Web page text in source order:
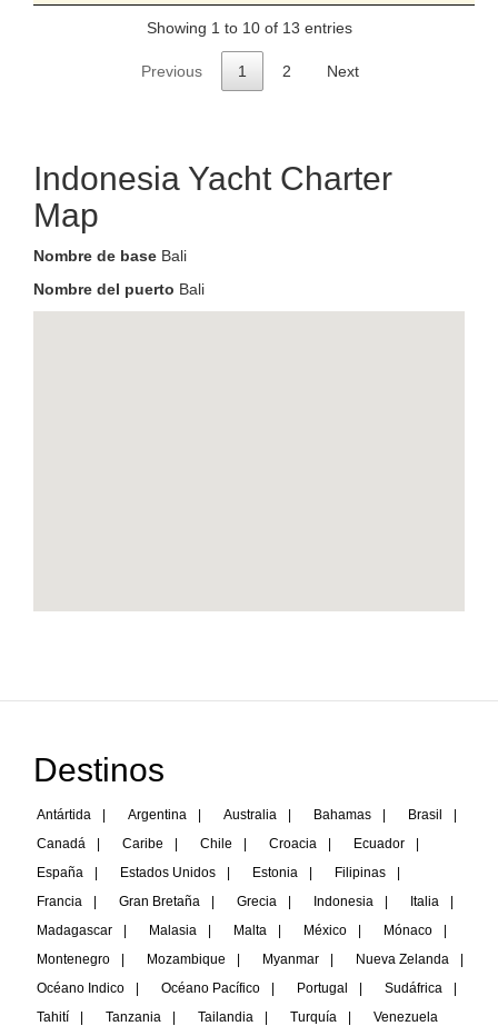
Showing 1 to 10 of 13 entries
Previous 1 2 Next
Indonesia Yacht Charter
Map
Nombre de base Bali
Nombre del puerto Bali
Destinos
Antártida Argentina Australia Bahamas Brasil
Canadá
Caribe Chile Croacia Ecuador
España
Estados Unidos Estonia Filipinas
Francia
Gran Bretaña Grecia Indonesia Italia
Madagascar
Malasia Malta México Mónaco
Montenegro
Mozambique Myanmar Nueva Zelanda
Océano Indico
Océano Pacífico Portugal Sudáfrica
Tahití
Tanzania Tailandia Turquía Venezuela